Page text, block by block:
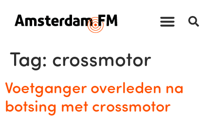
Tag: crossmotor
Voetganger overleden na
botsing met crossmotor